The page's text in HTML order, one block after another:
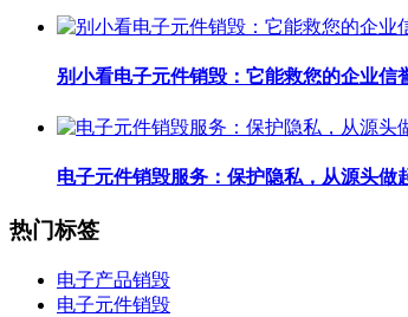
别小看电子元件销毁：它能救您的企业信
电子元件销毁服务：保护隐私，从源头做
热门标签
电子产品销毁
电子元件销毁